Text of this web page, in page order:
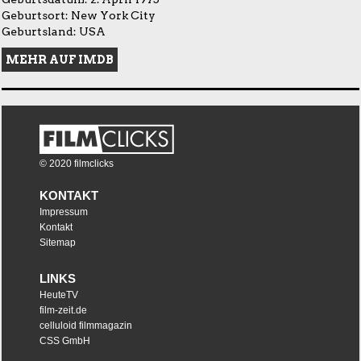
Geburtsort: New York City
Geburtsland: USA
MEHR AUF IMDB
© 2020 filmclicks
KONTAKT
Impressum
Kontakt
Sitemap
LINKS
HeuteTV
film-zeit.de
celluloid filmmagazin
CSS GmbH